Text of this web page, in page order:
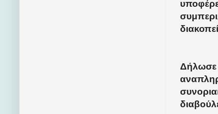
Δήλωσε